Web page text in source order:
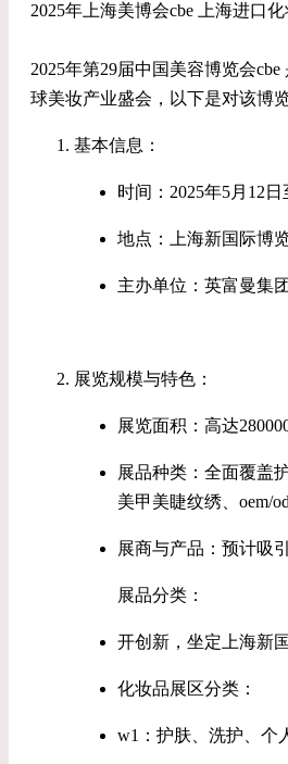
2025年上海美博会cbe 上海进口
2025年第29届中国美容博览会
球美妆产业盛会，以下是对该博
基本信息：
时间：2025年5月12日
地点：上海新国际博
主办单位：英富曼集
展览规模与特色：
展览面积：高达
展品种类：全面覆盖
美甲美睫纹绣、oem/
展商与产品：预计吸
展品分类：
开创新，坐定上海新
化妆品展区分类：
w1：护肤、洗护、个